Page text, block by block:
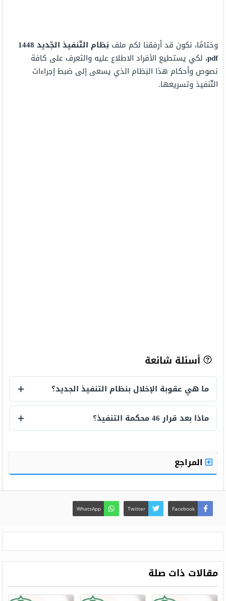
وختامًا، نكون قد أرفقنا لكم ملف
نِظام التّنفيذ الجّديد 1448
pdf، لكي يستطيع الأفراد الاطلاع عليه والتعرف على كافة
نصوص وأحكام هذا النِظام الذي يسعى إلى ضبط إجراءات
التّنفيذ وتسريعها.
أسئلة شائعة
ما هي عقوبة الإخلال بنظام التنفيذ الجديد؟
ما هي عقوبة الإخلال بنظام التنفيذ الجديد؟
ماذا بعد قرار 46 محكمة التنفيذ؟
المراجع
Facebook
Twitter
WhatsApp
مقالات ذات صلة